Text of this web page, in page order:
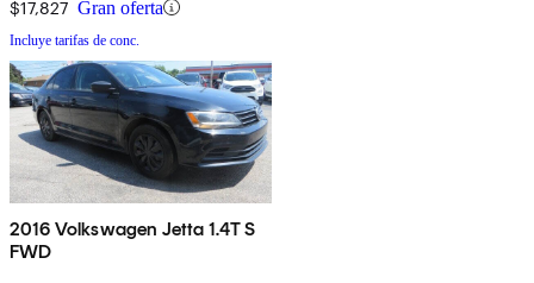
$17,827 Gran oferta
Incluye tarifas de conc.
2016 Volkswagen Jetta 1.4T S
FWD